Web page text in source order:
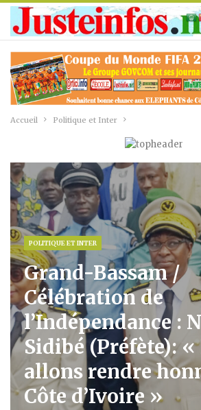
Accueil Politique et Inter
POLITIQUE ET INTER
Grand-Bassam /
Célébration de
l’Indépendance :
Sidibé (Préfète): «
allons rendre
Côte d’Ivoire »